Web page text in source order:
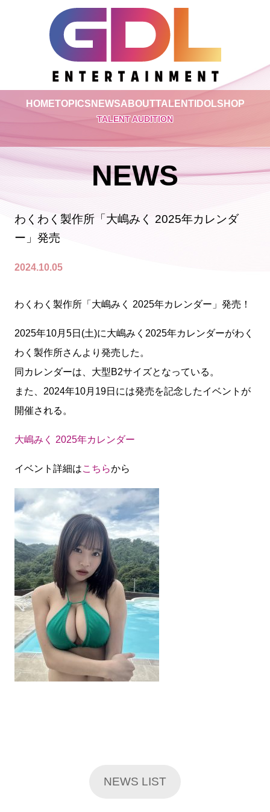
HOMETOPICS NEWSABOUTTALENTIDOLSHOP
TALENT AUDITION
NEWS
わくわく製作所「大嶋みく 2025年カレンダ
ー」発売
2024.10.05
わくわく製作所「大嶋みく 2025年カレンダー」発売！
2025年10月5日(土)に大嶋みく2025年カレンダーがわく
わく製作所さんより発売した。
同カレンダーは、大型B2サイズとなっている。
また、2024年10月19日には発売を記念したイベントが
開催される。
大嶋みく 2025年カレンダー
イベント詳細はこちらから
NEWS LIST